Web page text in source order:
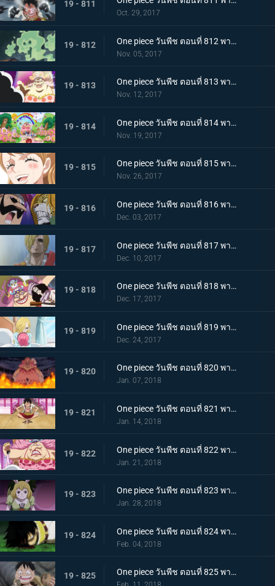
19 - 811
Oct. 29, 2017
19 - 812 One piece วันพีช ตอนที่ 812 พากย์ไทย บุกชาโต้ ชิงมาให้ได้ โรดโพเนกลิฟ
Nov. 05, 2017
19 - 813 One piece วันพีช ตอนที่ 813 พากย์ไทย เผชิญหน้าโชคชะตา ลูฟี่กับบิ๊กมัม
Nov. 12, 2017
19 - 814 One piece วันพีช ตอนที่ 814 พากย์ไทย เสียงเพรียกวิญญาณ ปฏิบัติการสายฟ้าแลบของบรู๊คกับเปโดร
Nov. 19, 2017
19 - 815 One piece วันพีช ตอนที่ 815 พากย์ไทย ลาก่อน การตัดสินใจทั้งน้ำตาของพุดดิ้ง
Nov. 26, 2017
19 - 816 One piece วันพีช ตอนที่ 816 พากย์ไทย เรื่องราวของตาซ้าย เปโดร VS บารอนทามาโกะ
Dec. 03, 2017
19 - 817 One piece วันพีช ตอนที่ 817 พากย์ไทย ก้นบุหรี่ คืนก่อนแต่งงานของซันจิ
Dec. 10, 2017
19 - 818 One piece วันพีช ตอนที่ 818 พากย์ไทย จิตวิญญาณที่มุ่งมั่น บรู๊ค VS บิ๊กมัม
Dec. 17, 2017
19 - 819 One piece วันพีช ตอนที่ 819 พากย์ไทย ความปรารถนาของโซรา ซันจิ ผลงานที่ล้มเหลวของเจอร์ม่า
Dec. 24, 2017
19 - 820 One piece วันพีช ตอนที่ 820 พากย์ไทย ไปหาซันจิ ลูฟี่ เอาคืนอย่างถึงลูกถึงคน
Jan. 07, 2018
19 - 821 One piece วันพีช ตอนที่ 821 พากย์ไทย ชาโตว์โกลาหล ลูฟี่ ไปสถานที่นัดหมาย
Jan. 14, 2018
19 - 822 One piece วันพีช ตอนที่ 822 พากย์ไทย ตัดสินใจจากลา ซันจิกับข้าวกล่องหมวกฟาง
Jan. 21, 2018
19 - 823 One piece วันพีช ตอนที่ 823 พากย์ไทย สี่จักรพรรดินอนพลิกตัวไปมา ปฏิบัติการช่วยบรู๊ค
Jan. 28, 2018
19 - 824 One piece วันพีช ตอนที่ 824 พากย์ไทย ที่ที่สัญญากัน ลูฟี่ ต่อสู้เกินขีดจำกัด
Feb. 04, 2018
19 - 825 One piece วันพีช ตอนที่ 825 พากย์ไทย คนโกหก ลูฟี่กับซันจิ